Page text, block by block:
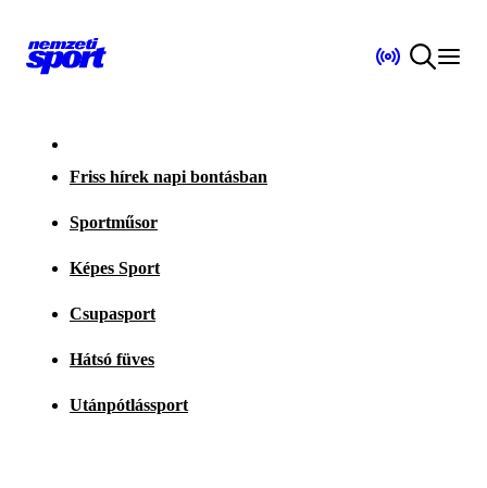
Friss hírek napi bontásban
Sportműsor
Képes Sport
Csupasport
Hátsó füves
Utánpótlássport